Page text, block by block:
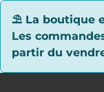
⛱ La boutique
Les
partir du
Panneau de